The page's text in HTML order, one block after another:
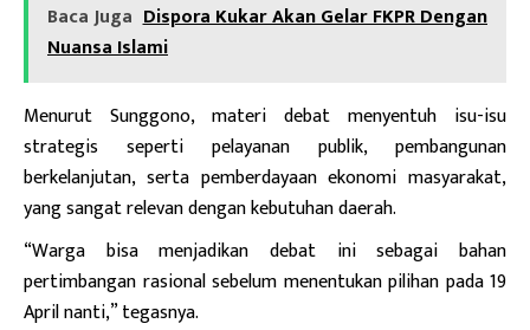
Baca Juga Dispora Kukar Akan Gelar FKPR Dengan
Nuansa Islami
Menurut Sunggono, materi debat menyentuh isu-isu
strategis seperti pelayanan publik, pembangunan
berkelanjutan, serta pemberdayaan ekonomi masyarakat,
yang sangat relevan dengan kebutuhan daerah.
“Warga bisa menjadikan debat ini sebagai bahan
pertimbangan rasional sebelum menentukan pilihan pada 19
April nanti,” tegasnya.